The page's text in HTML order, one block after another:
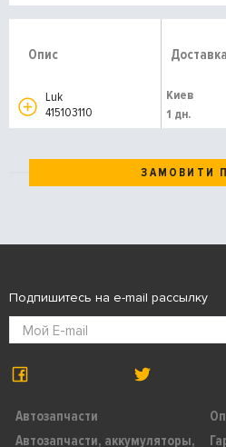
Опис Доставка
Luk
415103110
Киев
1 дн.
ЗАМОВИТИ
Автозапчасти
Автозапчасти, аккумуляторы,
Подпишитесь на e-mail рассылку